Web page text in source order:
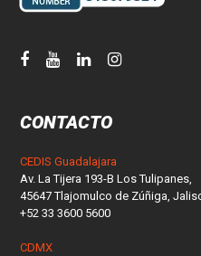
CONTACTO
CEDIS Guadalajara
Av. La Tijera 193-B Los Tulipanes,
45647 Tlajomulco de Zúñiga,
+52 33 3600 5600
CDMX